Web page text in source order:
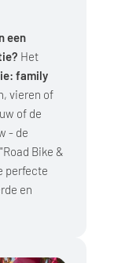
een
Het
family
vieren of
of de
- de
Bike &
perfecte
en